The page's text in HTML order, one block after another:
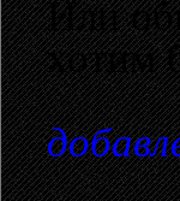
Или
хотим